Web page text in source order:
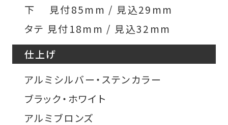
下 見付85mm / 見込29mm
タテ 見付18mm / 見込32mm
仕上げ
アルミシルバー・ステンカラー
ブラック・ホワイト
アルミブロンズ